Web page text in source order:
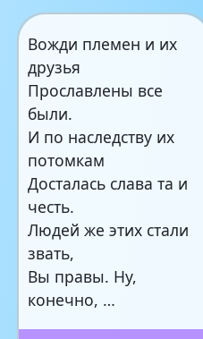
Вожди племен и их
друзья
Прославлены все
были.
И по наследству их
потомкам
Досталась слава та и
честь.
Людей же этих стали
звать,
Вы правы. Ну,
конечно, …